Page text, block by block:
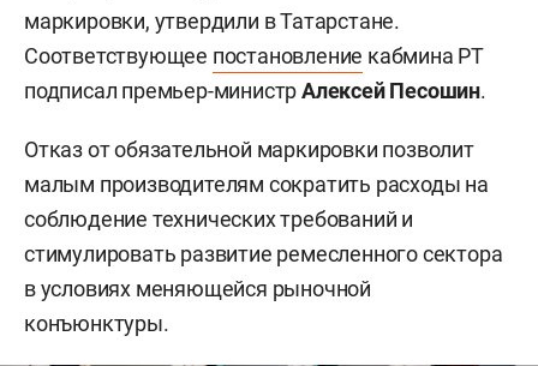
маркировки, утвердили в Татарстане.
Соответствующее постановление кабмина РТ
подписал премьер-министрАлексей Песошин.
Отказ от обязательной маркировки позволит
малым производителям сократить расходы на
соблюдение технических требований и
стимулировать развитие ремесленного сектора
в условиях меняющейся рыночной
конъюнктуры.